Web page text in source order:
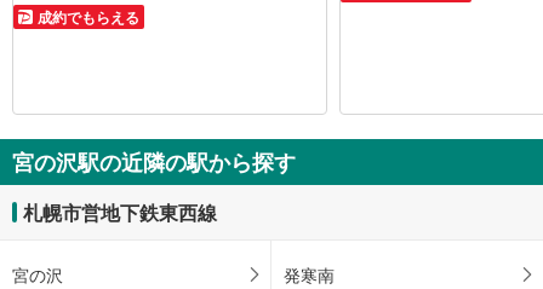
成約でもらえる
宮の沢駅の近隣の駅から探す
札幌市営地下鉄東西線
宮の沢 発寒南